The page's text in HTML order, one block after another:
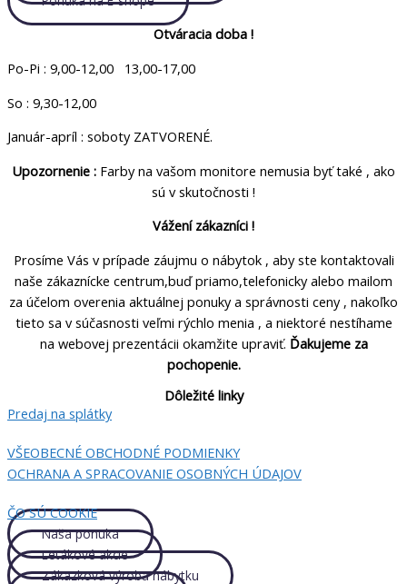
Otváracia doba !
Po-Pi : 9,00-12,00 13,00-17,00
So : 9,30-12,00
Január-apríl : soboty ZATVORENÉ.
Upozornenie : Farby na vašom monitore nemusia byť také , ako
sú v skutočnosti !
Vážení zákazníci !
Prosíme Vás v prípade záujmu o nábytok , aby ste kontaktovali
naše zákaznícke centrum,buď priamo,telefonicky alebo mailom
za účelom overenia aktuálnej ponuky a správnosti ceny , nakoľko
tieto sa v súčasnosti veľmi rýchlo menia , a niektoré nestíhame
na webovej prezentácii okamžite upraviť. Ďakujeme za
pochopenie.
Dôležité linky
Predaj na splátky
VŠEOBECNÉ OBCHODNÉ PODMIENKY
OCHRANA A SPRACOVANIE OSOBNÝCH ÚDAJOV
ČO SÚ COOKIE
Naša ponuka
Letákové akcie
Zákazková výroba nábytku